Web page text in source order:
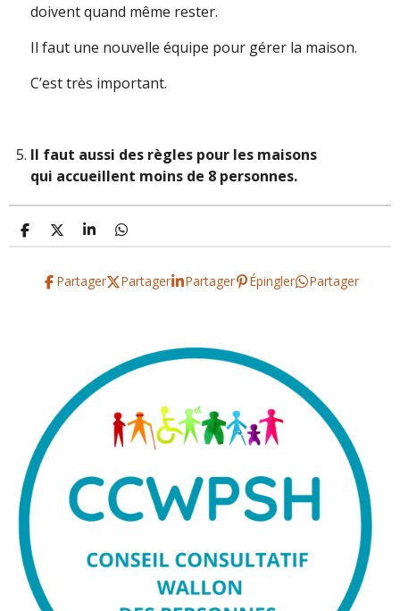
doivent quand même rester.
Il faut une nouvelle équipe pour gérer la maison.
C’est très important.
Il faut aussi des règles pour les maisons
qui accueillent moins de 8 personnes.
P
a
P
a
t
a
P
a
t
a
P
a
t
a
Partager Partager Partager Épingler Partager